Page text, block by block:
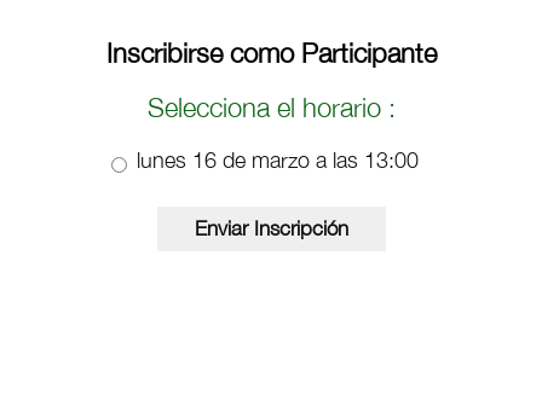
Inscribirse como Participante
Selecciona el horario :
lunes 16 de marzo a las 13:00